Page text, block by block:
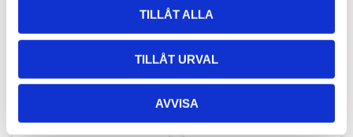
TILLÅT ALLA
TILLÅT URVAL
AVVISA
Lägg till i favoriter Lägg